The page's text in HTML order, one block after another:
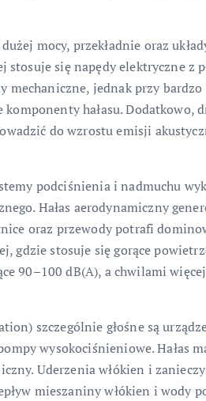
mocy, przekładnie oraz
stosuje się napędy elektryczne z
mechaniczne, jednak przy
hałasu. Dodatkowo,
do wzrostu emisji
podciśnienia i nadmuchu
Hałas aerodynamiczny
oraz przewody potrafi
gdzie stosuje się gorące
90–100 dB(A), a chwilami
szczególnie głośne są
wysokociśnieniowe. Hałas
Uderzenia włókien i
mieszaniny włókien i wody